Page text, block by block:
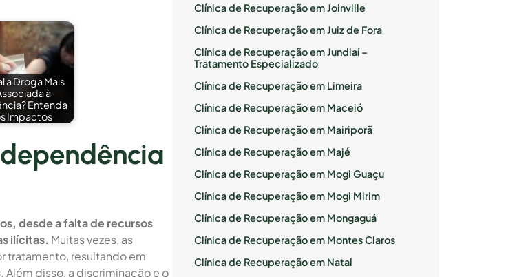
a Droga Mais
à
Entenda
Impactos
desde a falta de recursos
ilícitas. Muitas vezes, as
tratamento, resultando em
disso, a discriminação e o
Clínica de Recuperação em Joinville
Clínica de Recuperação em Juiz de Fora
Clínica de Recuperação em Jundiaí –
Tratamento Especializado
Clínica de Recuperação em Limeira
Clínica de Recuperação em Maceió
Clínica de Recuperação em Mairiporã
Clínica de Recuperação em Majé
Clínica de Recuperação em Mogi Guaçu
Clínica de Recuperação em Mogi Mirim
Clínica de Recuperação em Mongaguá
Clínica de Recuperação em Montes Claros
Clínica de Recuperação em Natal